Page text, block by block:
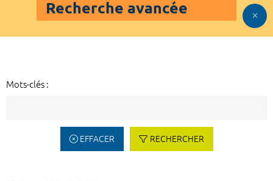
Recherche avancée
Mots-clés :
EFFACER RECHERCHER